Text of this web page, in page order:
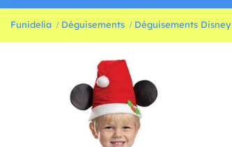
Funidelia Déguisements Déguisements Disney